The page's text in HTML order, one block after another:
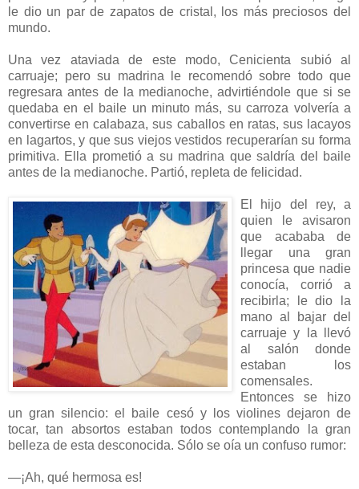
le dio un par de zapatos de cristal, los más preciosos del
mundo.
Una vez ataviada de este modo, Cenicienta subió al
carruaje; pero su madrina le recomendó sobre todo que
regresara antes de la medianoche, advirtiéndole que si se
quedaba en el baile un minuto más, su carroza volvería a
convertirse en calabaza, sus caballos en ratas, sus lacayos
en lagartos, y que sus viejos vestidos recuperarían su forma
primitiva. Ella prometió a su madrina que saldría del baile
antes de la medianoche. Partió, repleta de felicidad.
El hijo del rey, a
quien le avisaron
que acababa de
llegar una gran
princesa que nadie
conocía, corrió a
recibirla; le dio la
mano al bajar del
carruaje y la llevó
al salón donde
estaban los
comensales.
Entonces se hizo
un gran silencio: el baile cesó y los violines dejaron de
tocar, tan absortos estaban todos contemplando la gran
belleza de esta desconocida. Sólo se oía un confuso rumor:
—¡Ah, qué hermosa es!